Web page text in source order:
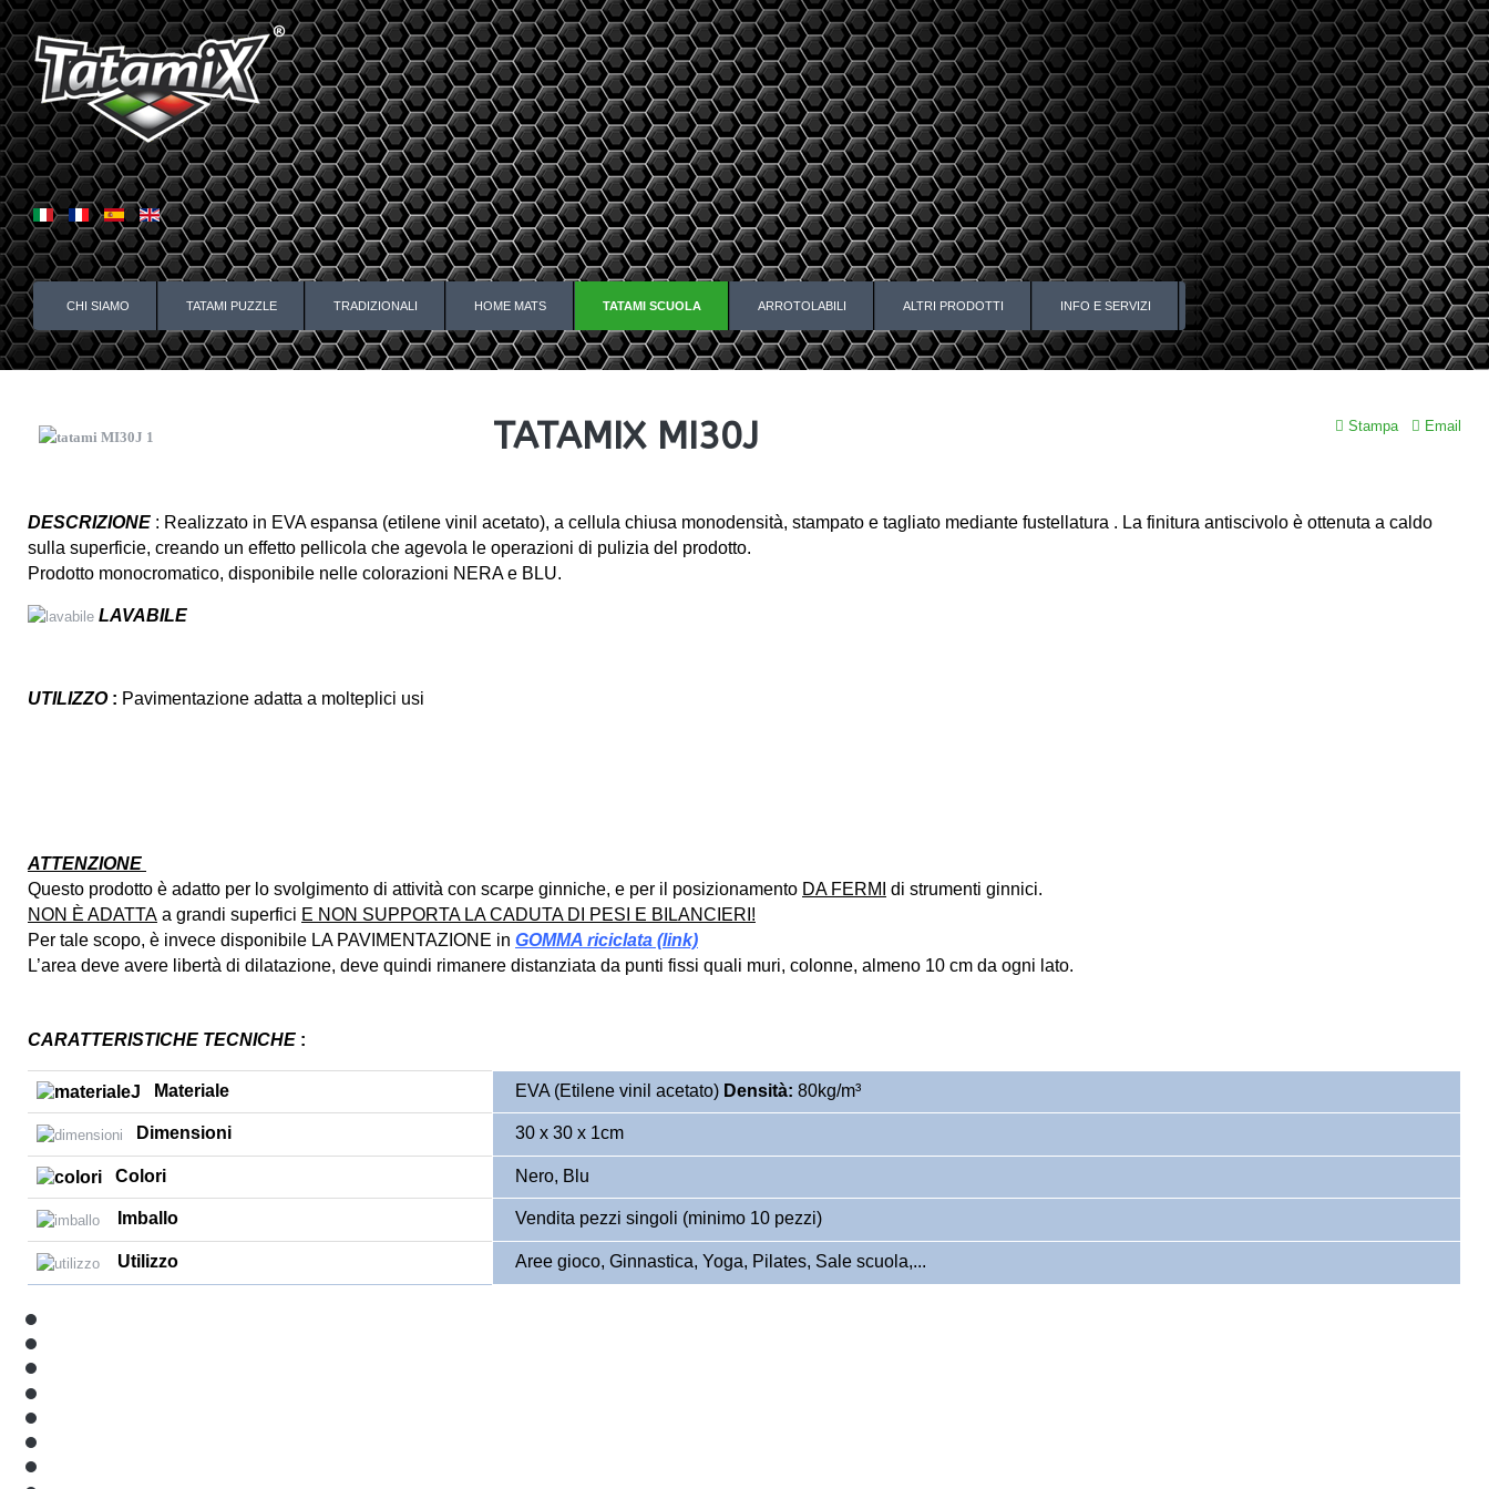
CHI SIAMO TATAMI PUZZLE TRADIZIONALI HOME MATS TATAMI SCUOLA ARROTOLABILI ALTRI PRODOTTI INFO E SERVIZI
Stampa Email
TATAMIX MI30J
DESCRIZIONE : Realizzato in EVA espansa (etilene vinil acetato), a cellula chiusa monodensità, stampato e tagliato mediante fustellatura . La finitura antiscivolo è ottenuta a caldo
sulla superficie, creando un effetto pellicola che agevola le operazioni di pulizia del prodotto.
Prodotto monocromatico, disponibile nelle colorazioni NERA e BLU.
LAVABILE
UTILIZZO: Pavimentazione adatta a molteplici usi
ATTENZIONE
Questo prodotto è adatto per lo svolgimento di attività con scarpe ginniche, e per il posizionamento DA FERMI di strumenti ginnici.
NON È ADATTA a grandi superfici E NON SUPPORTA LA CADUTA DI PESI E BILANCIERI!
Per tale scopo, è invece disponibile LA PAVIMENTAZIONE in GOMMA riciclata (link)
L’area deve avere libertà di dilatazione, deve quindi rimanere distanziata da punti fissi quali muri, colonne, almeno 10 cm da ogni lato.
CARATTERISTICHE TECNICHE :
Materiale EVA (Etilene vinil acetato) Densità: 80kg/m³
Dimensioni 30 x 30 x 1cm
Colori Nero, Blu
Imballo Vendita pezzi singoli (minimo 10 pezzi)
Utilizzo Aree gioco, Ginnastica, Yoga, Pilates, Sale scuola,...